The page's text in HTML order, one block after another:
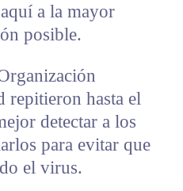
a la mayor
posible.
repitieron hasta el
detectar a los
para evitar que
el virus.